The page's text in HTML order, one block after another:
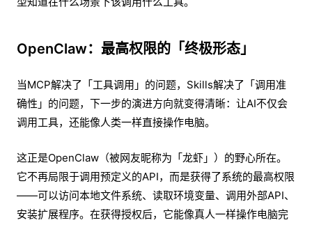
OpenClaw：最高权限的「终极形态」
当MCP解决了「工具调用」的问题，Skills解决了「调用准
确性」的问题，下一步的演进方向就变得清晰：让AI不仅会
调用工具，还能像人类一样直接操作电脑。
这正是OpenClaw（被网友昵称为「龙虾」）的野心所在。
它不再局限于调用预定义的API，而是获得了系统的最高权限
——可以访问本地文件系统、读取环境变量、调用外部API、
安装扩展程序。在获得授权后，它能像真人一样操作电脑完